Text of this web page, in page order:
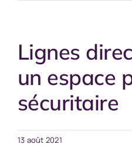
Lignes
un espace
sécuritaire
13 août 2021